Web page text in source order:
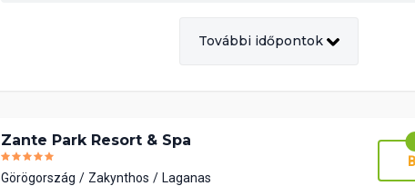
További időpontok
Zante Park Resort & Spa
Görögország Zakynthos Laganas